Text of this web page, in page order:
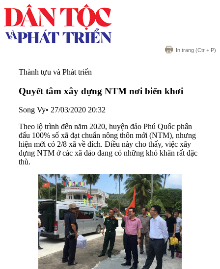
In trang (Ctr + P)
Thành tựu và Phát triển
Quyết tâm xây dựng NTM nơi biển khơi
Song Vy• 27/03/2020 20:32
Theo lộ trình đến năm 2020, huyện đảo Phú Quốc phấn
đấu 100% số xã đạt chuẩn nông thôn mới (NTM), nhưng
hiện mới có 2/8 xã về đích. Điều này cho thấy, việc xây
dựng NTM ở các xã đảo đang có những khó khăn rất đặc
thù.